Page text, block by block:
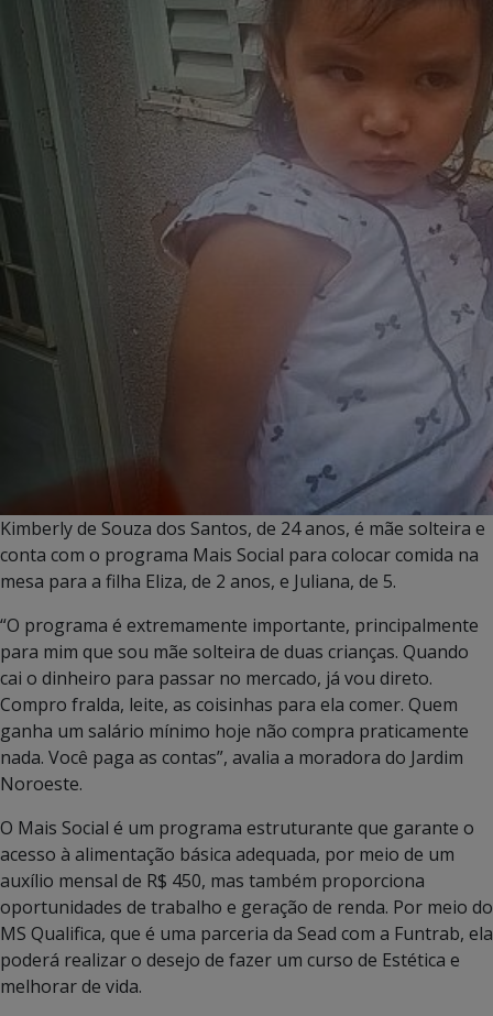
Kimberly de Souza dos Santos, de 24 anos, é mãe solteira e
conta com o programa Mais Social para colocar comida na
mesa para a filha Eliza, de 2 anos, e Juliana, de 5.
“O programa é extremamente importante, principalmente
para mim que sou mãe solteira de duas crianças. Quando
cai o dinheiro para passar no mercado, já vou direto.
Compro fralda, leite, as coisinhas para ela comer. Quem
ganha um salário mínimo hoje não compra praticamente
nada. Você paga as contas”, avalia a moradora do Jardim
Noroeste.
O Mais Social é um programa estruturante que garante o
acesso à alimentação básica adequada, por meio de um
auxílio mensal de R$ 450, mas também proporciona
oportunidades de trabalho e geração de renda. Por meio do
MS Qualifica, que é uma parceria da Sead com a Funtrab, ela
poderá realizar o desejo de fazer um curso de Estética e
melhorar de vida.